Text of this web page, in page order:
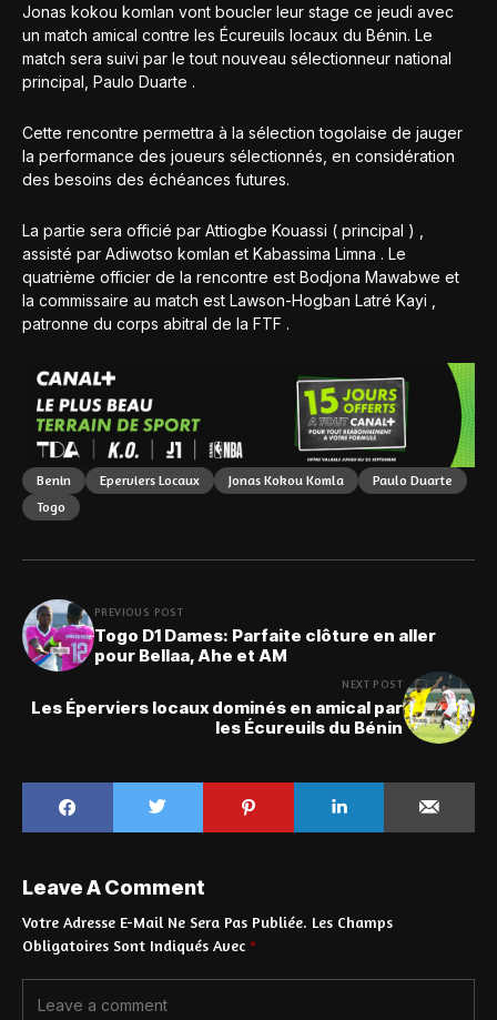
Jonas kokou komlan vont boucler leur stage ce jeudi avec
un match amical contre les Écureuils locaux du Bénin. Le
match sera suivi par le tout nouveau sélectionneur national
principal, Paulo Duarte .
Cette rencontre permettra à la sélection togolaise de jauger
la performance des joueurs sélectionnés, en considération
des besoins des échéances futures.
La partie sera officié par Attiogbe Kouassi ( principal ) ,
assisté par Adiwotso komlan et Kabassima Limna . Le
quatrième officier de la rencontre est Bodjona Mawabwe et
la commissaire au match est Lawson-Hogban Latré Kayi ,
patronne du corps abitral de la FTF .
Benin Eperviers Locaux Jonas Kokou Komla
Paulo Duarte
Togo
PREVIOUS POST
Togo D1 Dames: Parfaite clôture en aller
pour Bellaa, Ahe et AM
NEXT POST
Les Éperviers locaux dominés en amical par
les Écureuils du Bénin
Leave A Comment
Votre Adresse E-Mail Ne Sera Pas Publiée. Les Champs
Obligatoires Sont Indiqués Avec *